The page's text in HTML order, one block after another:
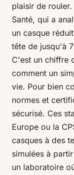
plaisir de
Santé, qui a
un casque
tête de jusqu'à
C'est un chiffre
comment un
vie. Pour bien
normes et
sécurisé. Ces
Europe ou la
casques à des
simulées à
un laboratoire